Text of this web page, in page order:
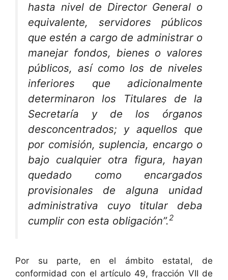
hasta nivel de Director General o
equivalente, servidores públicos
que estén a cargo de administrar o
manejar fondos, bienes o valores
públicos, así como los de niveles
inferiores que adicionalmente
determinaron los Titulares de la
Secretaría y de los órganos
desconcentrados; y aquellos que
por comisión, suplencia, encargo o
bajo cualquier otra figura, hayan
quedado como encargados
provisionales de alguna unidad
administrativa cuyo titular deba
cumplir con esta obligación”.2
Por su parte, en el ámbito estatal, de
conformidad con el artículo 49, fracción VII de